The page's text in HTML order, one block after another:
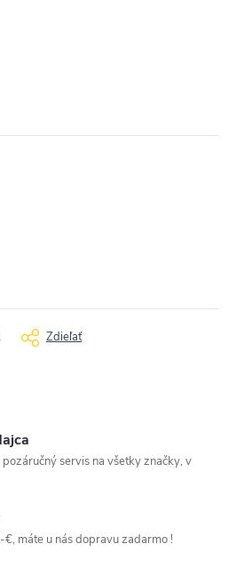
Zdieľať
servis na všetky značky, v
máte u nás dopravu zadarmo !